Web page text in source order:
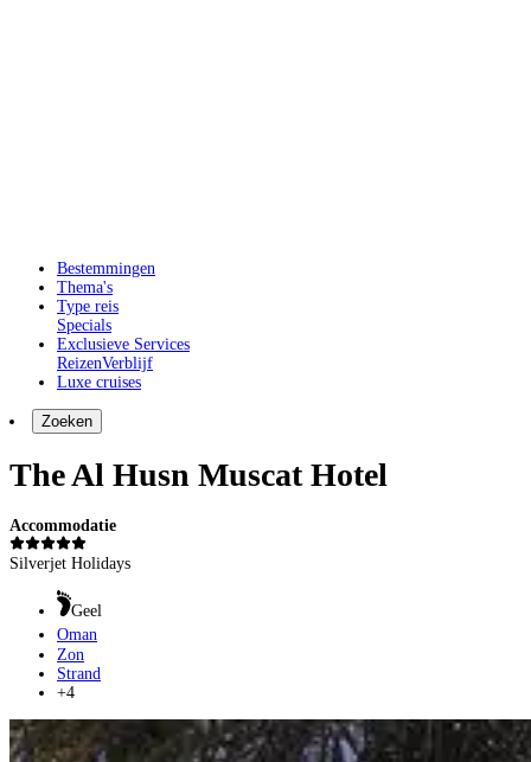
Bestemmingen
Thema's
Type reis
Specials
Exclusieve Services
ReizenVerblijf
Luxe cruises
Zoeken
The Al Husn Muscat Hotel
Accommodatie
Silverjet Holidays
Geel
Oman
Zon
Strand
+4